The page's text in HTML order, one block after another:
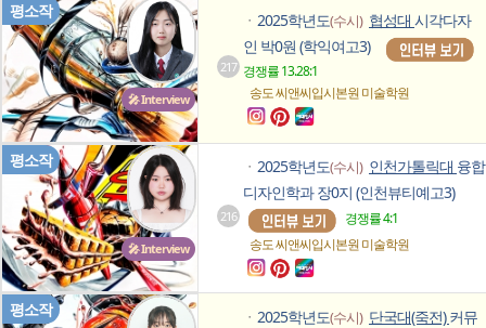
🎤 Interview
평소작
217
ㆍ 2025학년도(수시) 협성대 시각다자
인 박0원 (학익여고3)
경쟁률 13.28:1
송도 씨앤씨입시본원미술학원
🎤 Interview
평소작
216
ㆍ 2025학년도(수시) 인천가톨릭대 융합
디자인학과 장0지 (인천뷰티예고3)
경쟁률 4:1
송도 씨앤씨입시본원미술학원
평소작 ㆍ 2025학년도(수시) 단국대(죽전)커뮤